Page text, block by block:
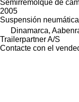
Semirremolque de
2005
Suspensión
Dinamarca,
Trailerpartner A/S
Contacte con el